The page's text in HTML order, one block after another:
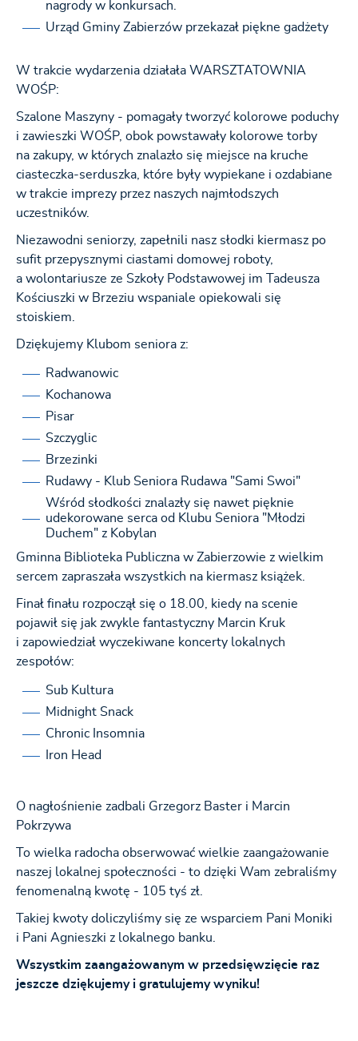
nagrody w konkursach.
Urząd Gminy Zabierzów przekazał piękne gadżety
W trakcie wydarzenia działała WARSZTATOWNIA
WOŚP:
Szalone Maszyny - pomagały tworzyć kolorowe poduchy
i zawieszki WOŚP, obok powstawały kolorowe torby
na zakupy, w których znalazło się miejsce na kruche
ciasteczka-serduszka, które były wypiekane i ozdabiane
w trakcie imprezy przez naszych najmłodszych
uczestników.
Niezawodni seniorzy, zapełnili nasz słodki kiermasz po
sufit przepysznymi ciastami domowej roboty,
a wolontariusze ze Szkoły Podstawowej im Tadeusza
Kościuszki w Brzeziu wspaniale opiekowali się
stoiskiem.
Dziękujemy Klubom seniora z:
Radwanowic
Kochanowa
Pisar
Szczyglic
Brzezinki
Rudawy - Klub Seniora Rudawa "Sami Swoi"
Wśród słodkości znalazły się nawet pięknie
udekorowane serca od Klubu Seniora "Młodzi
Duchem" z Kobylan
Gminna Biblioteka Publiczna w Zabierzowie z wielkim
sercem zapraszała wszystkich na kiermasz książek.
Finał finału rozpoczął się o 18.00, kiedy na scenie
pojawił się jak zwykle fantastyczny Marcin Kruk
i zapowiedział wyczekiwane koncerty lokalnych
zespołów:
Sub Kultura
Midnight Snack
Chronic Insomnia
Iron Head
O nagłośnienie zadbali Grzegorz Baster i Marcin
Pokrzywa
To wielka radocha obserwować wielkie zaangażowanie
naszej lokalnej społeczności - to dzięki Wam zebraliśmy
fenomenalną kwotę - 105 tyś zł.
Takiej kwoty doliczyliśmy się ze wsparciem Pani Moniki
i Pani Agnieszki z lokalnego banku.
Wszystkim zaangażowanym w przedsięwzięcie raz
jeszcze dziękujemy i gratulujemy wyniku!